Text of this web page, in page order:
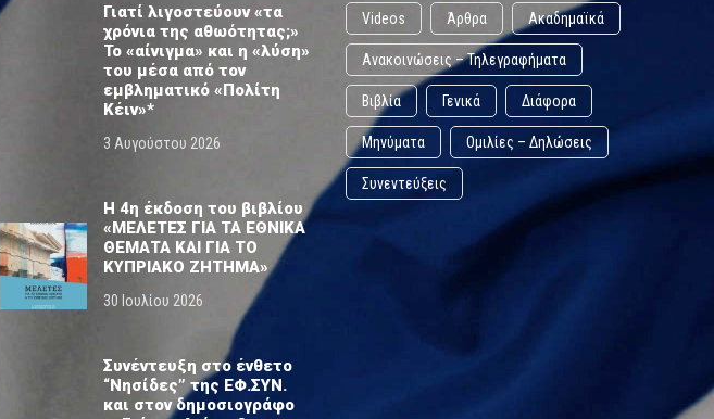
Γιατί λιγοστεύουν «τα
χρόνια της αθωότητας;»
Το «αίνιγμα» και η «λύση»
του μέσα από τον
εμβληματικό «Πολίτη
Κέιν»*
3 Αυγούστου 2026
Η 4η έκδοση του βιβλίου
«ΜΕΛΕΤΕΣ ΓΙΑ ΤΑ ΕΘΝΙΚΑ
ΘΕΜΑΤΑ ΚΑΙ ΓΙΑ ΤΟ
ΚΥΠΡΙΑΚΟ ΖΗΤΗΜΑ»
30 Ιουλίου 2026
Συνέντευξη στο ένθετο
“Νησίδες” της ΕΦ.ΣΥΝ.
και στον δημοσιογράφο
Videos Άρθρα Ακαδημαϊκά
Ανακοινώσεις – Τηλεγραφήματα
Βιβλία Γενικά Διάφορα
Μηνύματα Ομιλίες – Δηλώσεις
Συνεντεύξεις